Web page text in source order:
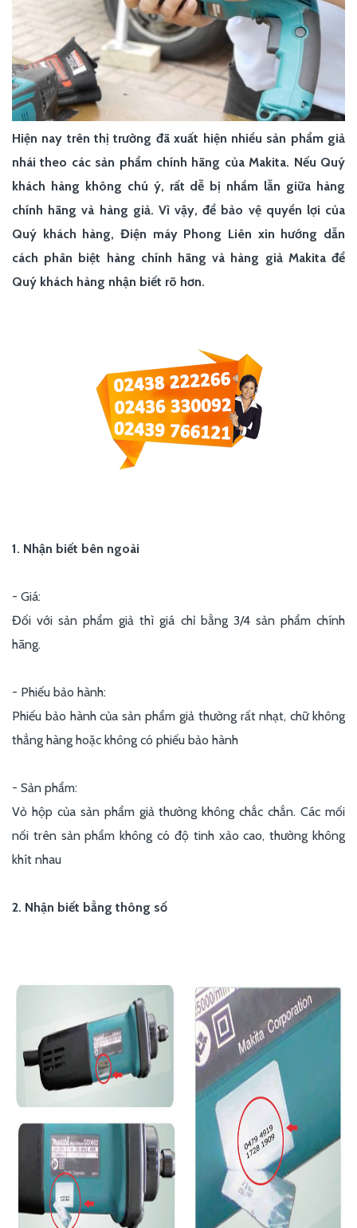
Hiện nay trên thị trường đã xuất hiện nhiều sản phẩm giả
nhái theo các sản phẩm chính hãng của Makita. Nếu Quý
khách hàng không chú ý, rất dễ bị nhầm lẫn giữa hàng
chính hãng và hàng giả. Vì vậy, để bảo vệ quyền lợi của
Quý khách hàng, Điện máy Phong Liên xin hướng dẫn
cách phân biệt hàng chính hãng và hàng giả Makita để
Quý khách hàng nhận biết rõ hơn.
1. Nhận biết bên ngoài
- Giá:
Đối với sản phẩm giả thì giá chỉ bằng 3/4 sản phẩm chính
hãng.
- Phiếu bảo hành:
Phiếu bảo hành của sản phẩm giả thường rất nhạt, chữ không
thẳng hàng hoặc không có phiếu bảo hành
- Sản phẩm:
Vỏ hộp của sản phẩm giả thường không chắc chắn. Các mối
nối trên sản phẩm không có độ tinh xảo cao, thường không
khít nhau
2. Nhận biết bằng thông số